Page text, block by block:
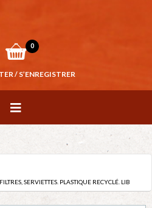
0
/ S’ENREGISTRER
SERVIETTES. PLASTIQUE RECYCLÉ. LIB